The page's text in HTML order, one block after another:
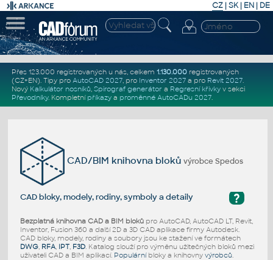
CZ | SK| EN | DE
Přes 123.000 registrovaných u nás, celkem 1.130.000registrovaných
(CZ+EN). Tipy pro AutoCAD 2027, pro Inventor 2027a pro Revit 2027.
Nový Kalkulátor nosníků, Spirograf generátor a Regresní křivkyv sekci
Převodníky. Kompletní příkazya proměnné AutoCADu 2027.
CAD/BIM knihovna blokůvýrobce Spedos
?
CAD bloky, modely, rodiny, symboly a detaily
Bezplatná knihovna CAD a BIM blokůpro AutoCAD, AutoCAD LT, Revit,
Inventor, Fusion 360 a další 2D a 3D CAD aplikace firmy Autodesk.
CAD bloky, modely, rodiny a soubory jsou ke stažení ve formátech
DWG, RFA, IPT, F3D. Katalog slouží pro výměnu užitečných bloků mezi
uživateli CAD a BIM aplikací. Populárníbloky a knihovny výrobců.